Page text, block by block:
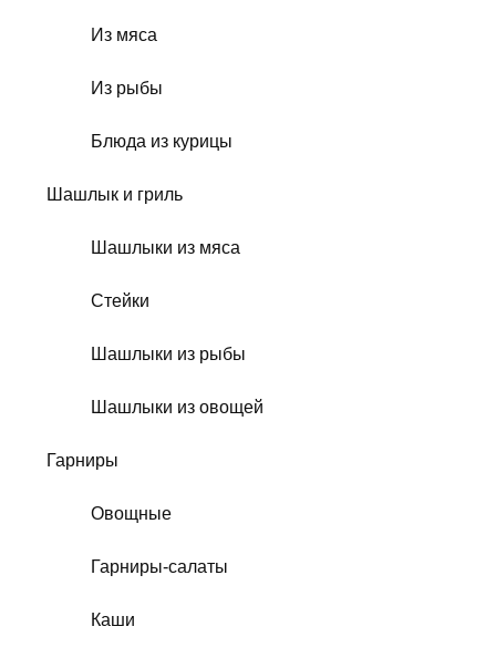
Из мяса
Из рыбы
Блюда из курицы
Шашлык и гриль
Шашлыки из мяса
Стейки
Шашлыки из рыбы
Шашлыки из овощей
Гарниры
Овощные
Гарниры-салаты
Каши